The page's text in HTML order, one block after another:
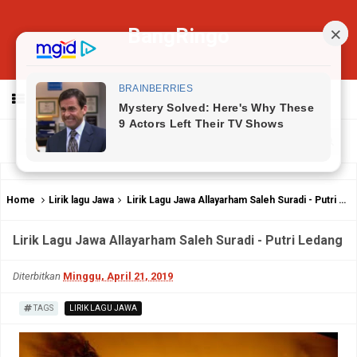
BangRingo
MENU
Home Lirik lagu Jawa Lirik Lagu Jawa Allayarham Saleh Suradi - Putri Ledang
Lirik Lagu Jawa Allayarham Saleh Suradi - Putri Ledang
Diterbitkan Minggu, April 21, 2019
TAGS LIRIK LAGU JAWA